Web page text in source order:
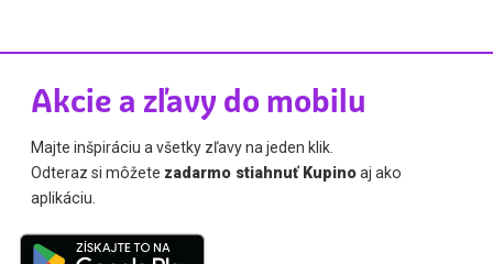
Akcie a zľavy do mobilu
Majte inšpiráciu a všetky zľavy na jeden klik.
Odteraz si môžete zadarmo stiahnuť Kupinoaj ako
aplikáciu.